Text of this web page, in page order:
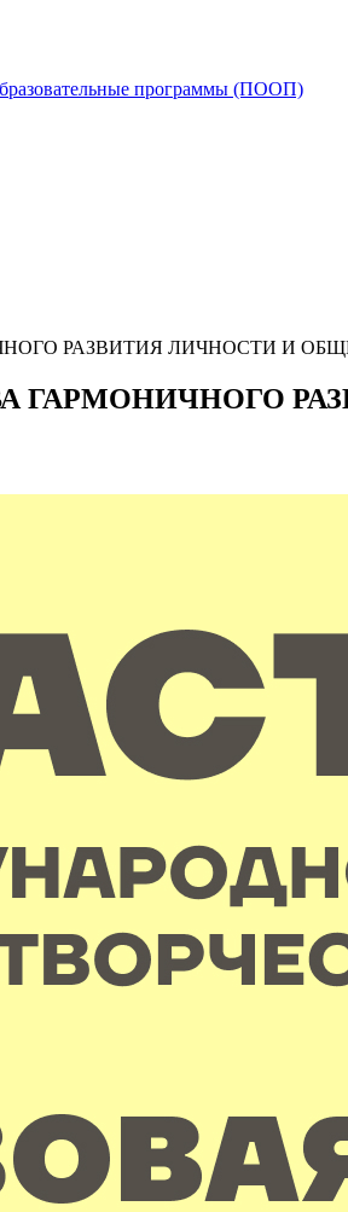
программы (ПООП)
РАЗВИТИЯ ЛИЧНОСТИ И
ГАРМОНИЧНОГО